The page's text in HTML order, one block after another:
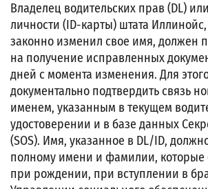
Владелец водительских прав (DL)
личности (ID-карты) штата
законно изменил свое имя, должен
на получение исправленных
дней с момента изменения. Для
документально подтвердить связь
именем, указанным в текущем
удостоверении и в базе данных
(SOS). Имя, указанное в DL/ID,
полному имени и фамилии,
при рождении, при вступлении в